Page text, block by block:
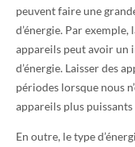
peuvent faire une
d’énergie. Par
appareils peut avoir un
d’énergie. Laisser des
périodes lorsque nous
appareils plus puissants
En outre, le type